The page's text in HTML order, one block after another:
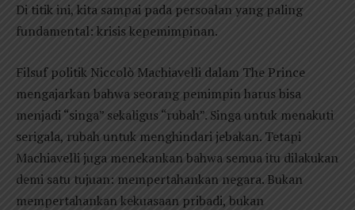
Di titik ini, kita sampai pada persoalan yang paling
fundamental: krisis kepemimpinan.
Filsuf politik Niccolò Machiavelli dalam The Prince
mengajarkan bahwa seorang pemimpin harus bisa
menjadi “singa” sekaligus “rubah”. Singa untuk menakuti
serigala, rubah untuk menghindari jebakan. Tetapi
Machiavelli juga menekankan bahwa semua itu dilakukan
demi satu tujuan: mempertahankan negara. Bukan
mempertahankan kekuasaan pribadi, bukan